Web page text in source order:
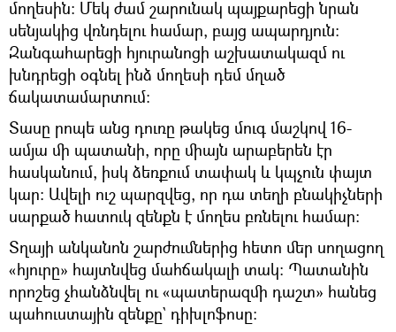
մողեսին։ Մեկ ժամ շարունակ պայքարեցի նրան
սենյակից վռնդելու համար, բայց ապարդյուն:
Զանգահարեցի հյուրանոցի աշխատակազմ ու
խնդրեցի օգնել ինձ մողեսի դեմ մղած
ճակատամարտում:
Տասը րոպե անց դուռը թակեց մուգ մաշկով 16-
ամյա մի պատանի, որը միայն արաբերեն էր
հասկանում, իսկ ձեռքում տափակ և կպչուն փայտ
կար։ Ավելի ուշ պարզվեց, որ դա տեղի բնակիչների
սարքած հատուկ զենքն է մողես բռնելու համար։
Տղայի անկանոն շարժումներից հետո մեր սողացող
«հյուրը» հայտնվեց մահճակալի տակ։ Պատանին
որոշեց չհանձնվել ու «պատերազմի դաշտ» հանեց
պահուստային զենքը` դիխլոֆոսը։